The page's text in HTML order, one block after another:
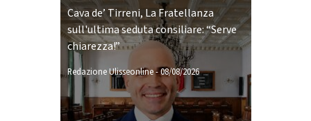
Cava de’ Tirreni, La Fratellanza
sull'ultima seduta consiliare: “Serve
chiarezza!”
Redazione Ulisseonline-08/08/2026